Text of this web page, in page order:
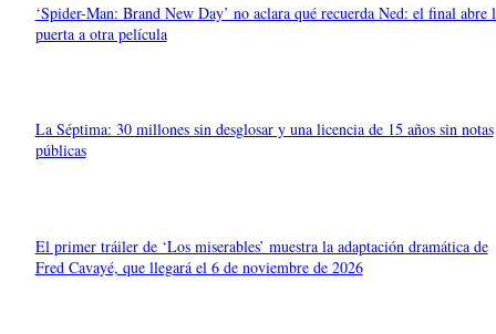
‘Spider-Man: Brand New Day’ no aclara qué recuerda Ned: el final abre
puerta a otra película
La Séptima: 30 millones sin desglosar y una licencia de 15 años sin notas
públicas
El primer tráiler de ‘Los miserables’ muestra la adaptación dramática de
Fred Cavayé, que llegará el 6 de noviembre de 2026